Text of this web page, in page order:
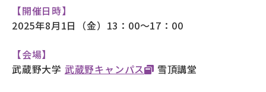
【開催日時】
2025年8月1日（金）13：00～17：00
【会場】
武蔵野大学 武蔵野キャンパス 雪頂講堂